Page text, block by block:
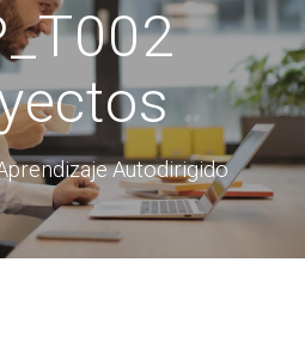
Autodirigido